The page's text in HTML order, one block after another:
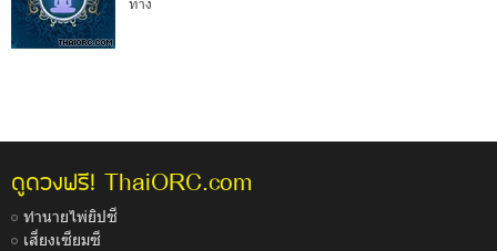
ดูดวงฟรี! ThaiORC.com
ทำนายไพ่ยิปซี
เสี่ยงเซียมซี